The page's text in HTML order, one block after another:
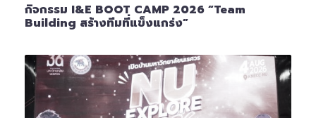
กิจกรรม I&E BOOT CAMP 2026 “Team
Building สร้างทีมที่แข็งแกร่ง”